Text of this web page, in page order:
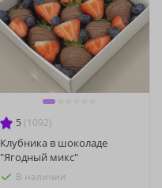
5 (1092)
Клубника в шоколаде
"Ягодный микс"
В наличии